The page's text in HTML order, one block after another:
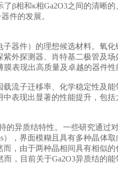
了β相和κ相Ga2O3之间的清晰的
件的发展。
器件）的理想候选材料。氧化
外探测器、肖特基二极管及场
表现出高质量及卓越的器件性
流子迁移率、化学稳定性及能
中表现出显著的性能提升，包
的异质结特性。一些研究通过
，界面模糊且具有多种晶体取
，由于两种晶相间具有相似的
，目前关于Ga2O3异质结的能